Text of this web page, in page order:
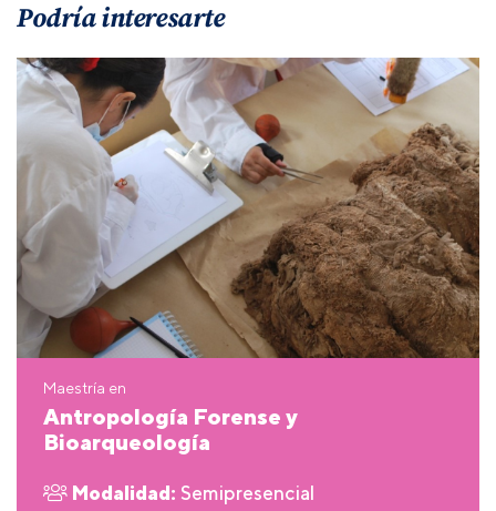
Podría interesarte
Maestría en
Antropología Forense y
Bioarqueología
Modalidad: Semipresencial